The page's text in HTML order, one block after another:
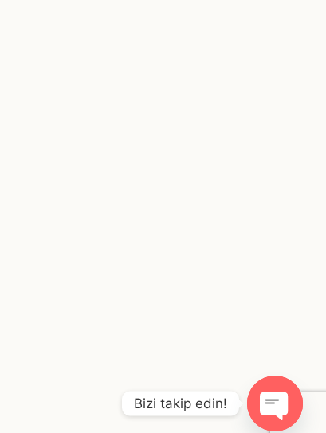
Bizi takip edin!